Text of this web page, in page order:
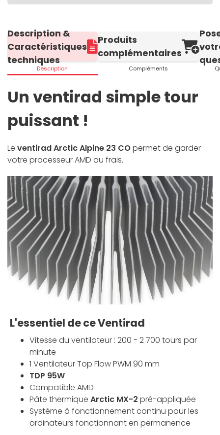
Description &
Caractéristiques
techniques
Description
Produits
complémentaires
Compléments
Un ventirad simple tour
puissant !
Le ventirad Arctic Alpine 23 COpermet de garder
votre processeur AMD au frais.
L'essentiel de ce Ventirad
Vitesse du ventilateur : 200 - 2 700 tours par
minute
1 Ventilateur Top Flow PWM 90 mm
TDP 95W
Compatible AMD
Pâte thermique Arctic MX-2 pré-appliquée
Système à fonctionnement continu pour les
ordinateurs fonctionnant en permanence